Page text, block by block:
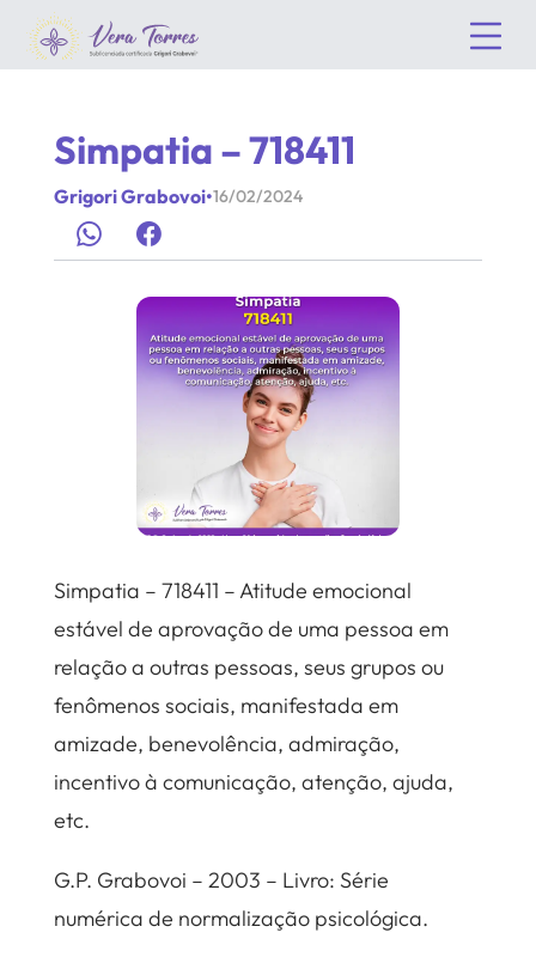
Simpatia – 718411
Grigori Grabovoi•16/02/2024
Simpatia – 718411 – Atitude emocional
estável de aprovação de uma pessoa em
relação a outras pessoas, seus grupos ou
fenômenos sociais, manifestada em
amizade, benevolência, admiração,
incentivo à comunicação, atenção, ajuda,
etc.
G.P. Grabovoi – 2003 – Livro: Série
numérica de normalização psicológica.